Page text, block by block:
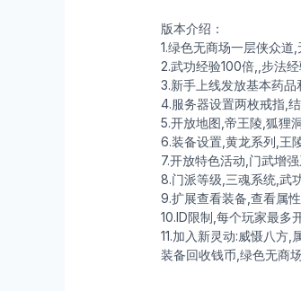
版本介绍：
1.绿色无商场一层侠众
2.武功经验100倍,,步法
3.新手上线发放基本药品
4.服务器设置两枚戒指,
5.开放地图,帝王陵,狐狸
6.装备设置,黄龙系列,王
7.开放特色活动,门武增
8.门派等级,三魂系统,武
9.扩展查看装备,查看属
10.ID限制,每个玩家最多
11.加入新灵动:威慑八方,
装备回收钱币,绿色无商